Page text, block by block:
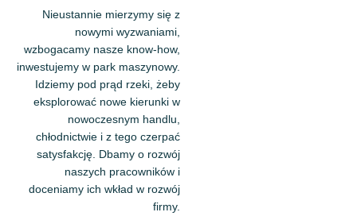
Nieustannie mierzymy się z
nowymi wyzwaniami,
wzbogacamy nasze know-how,
inwestujemy w park maszynowy.
Idziemy pod prąd rzeki, żeby
eksplorować nowe kierunki w
nowoczesnym handlu,
chłodnictwie i z tego czerpać
satysfakcję. Dbamy o rozwój
naszych pracowników i
doceniamy ich wkład w rozwój
firmy.